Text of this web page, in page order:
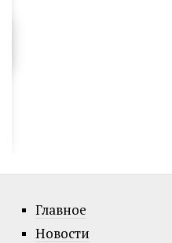
Главное
Новости